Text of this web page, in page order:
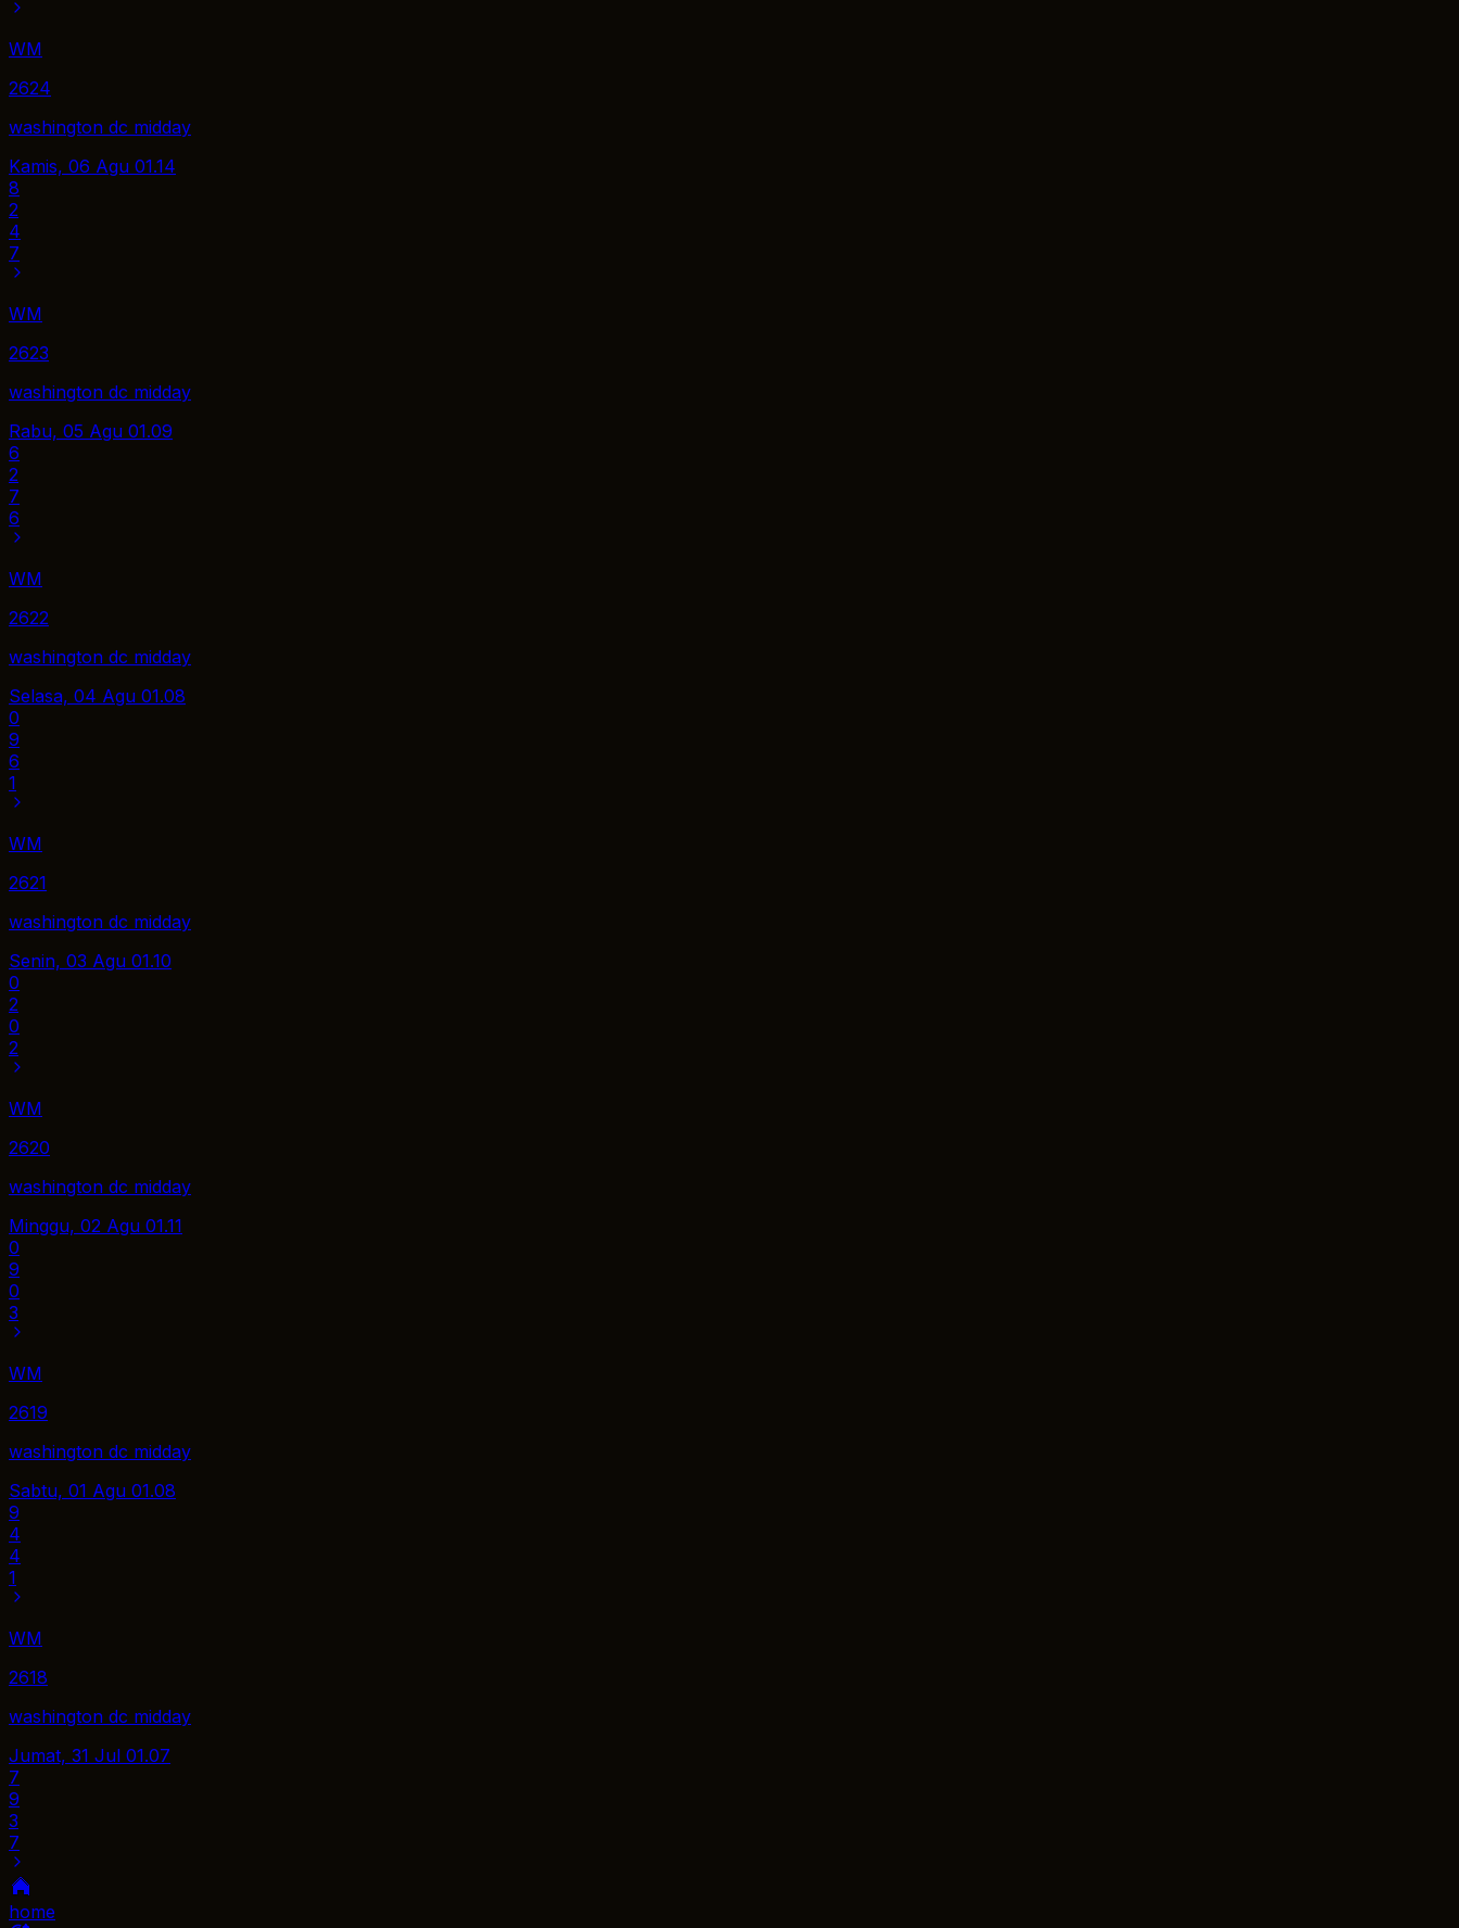
WM
2624
washington dc midday
Kamis, 06 Agu 01.14
8
2
4
7
WM
2623
washington dc midday
Rabu, 05 Agu 01.09
6
2
7
6
WM
2622
washington dc midday
Selasa, 04 Agu 01.08
0
9
6
1
WM
2621
washington dc midday
Senin, 03 Agu 01.10
0
2
0
2
WM
2620
washington dc midday
Minggu, 02 Agu 01.11
0
9
0
3
WM
2619
washington dc midday
Sabtu, 01 Agu 01.08
9
4
4
1
WM
2618
washington dc midday
Jumat, 31 Jul 01.07
7
9
3
7
home